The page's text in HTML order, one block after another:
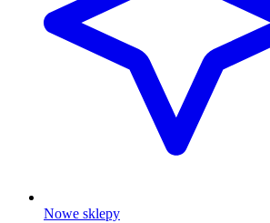
Nowe sklepy